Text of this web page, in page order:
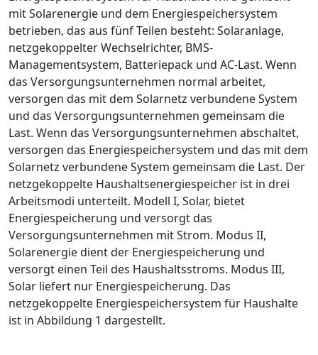
mit Solarenergie und dem Energiespeichersystem
betrieben, das aus fünf Teilen besteht: Solaranlage,
netzgekoppelter Wechselrichter, BMS-
Managementsystem, Batteriepack und AC-Last. Wenn
das Versorgungsunternehmen normal arbeitet,
versorgen das mit dem Solarnetz verbundene System
und das Versorgungsunternehmen gemeinsam die
Last. Wenn das Versorgungsunternehmen abschaltet,
versorgen das Energiespeichersystem und das mit dem
Solarnetz verbundene System gemeinsam die Last. Der
netzgekoppelte Haushaltsenergiespeicher ist in drei
Arbeitsmodi unterteilt. Modell I, Solar, bietet
Energiespeicherung und versorgt das
Versorgungsunternehmen mit Strom. Modus II,
Solarenergie dient der Energiespeicherung und
versorgt einen Teil des Haushaltsstroms. Modus III,
Solar liefert nur Energiespeicherung. Das
netzgekoppelte Energiespeichersystem für Haushalte
ist in Abbildung 1 dargestellt.